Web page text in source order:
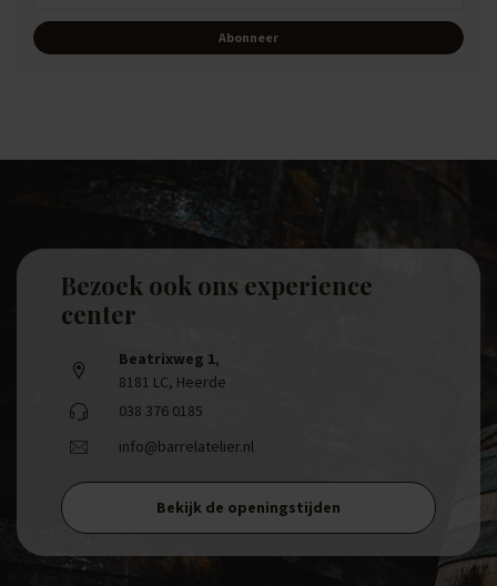
Abonneer
Bezoek ook ons experience
center
Beatrixweg 1,
8181 LC, Heerde
038 376 0185
info@barrelatelier.nl
Bekijk de openingstijden